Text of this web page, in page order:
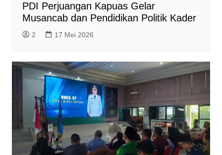
PDI Perjuangan Kapuas Gelar
Musancab dan Pendidikan Politik Kader
2 17 Mei 2026